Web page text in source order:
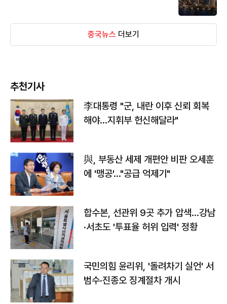
중국뉴스 더보기
추천기사
李대통령 "군, 내란 이후 신뢰 회복
해야…지휘부 헌신해달라"
與, 부동산 세제 개편안 비판 오세훈
에 '맹공'…"공급 억제기"
합수본, 선관위 9곳 추가 압색…강남
·서초도 '투표율 허위 입력' 정황
국민의힘 윤리위, '돌려차기 실언' 서
범수·진종오 징계절차 개시